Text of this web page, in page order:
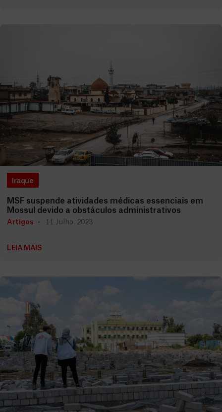
Iraque
MSF suspende atividades médicas essenciais em
Mossul devido a obstáculos administrativos
Artigos 11 Julho, 2023
LEIA MAIS